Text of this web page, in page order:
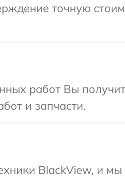
точную
работ Вы
и запчасти.
BlackView, и мы